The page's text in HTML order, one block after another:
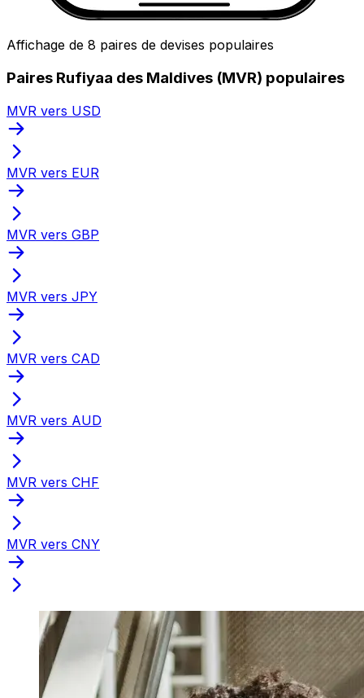
Affichage de 8 paires de devises populaires
Paires Rufiyaa des Maldives (MVR) populaires
MVR vers USD
MVR vers EUR
MVR vers GBP
MVR vers JPY
MVR vers CAD
MVR vers AUD
MVR vers CHF
MVR vers CNY